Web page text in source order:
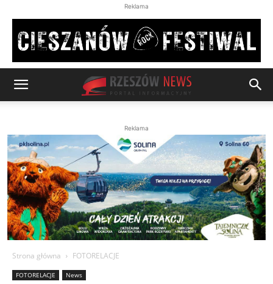
Reklama
Reklama
Strona główna FOTORELACJE
FOTORELACJE News